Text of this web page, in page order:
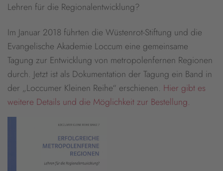
Lehren für die Regionalentwicklung?
Im Januar 2018 führten die Wüstenrot-Stiftung und die
Evangelische Akademie Loccum eine gemeinsame
Tagung zur Entwicklung von metropolenfernen Regionen
durch. Jetzt ist als Dokumentation der Tagung ein Band in
der „Loccumer Kleinen Reihe“ erschienen. Hier gibt es
weitere Details und die Möglichkeit zur Bestellung.